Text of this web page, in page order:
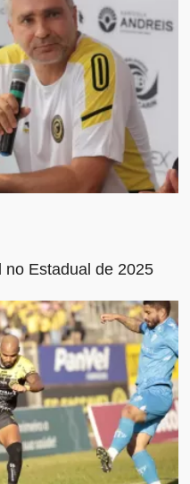
no Estadual de 2025